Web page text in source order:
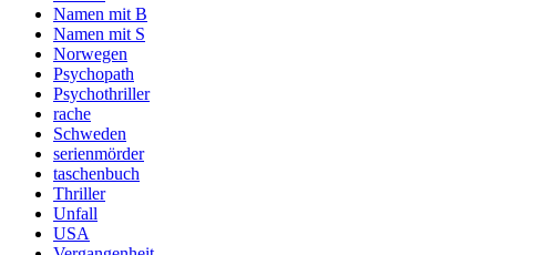
Namen mit B
Namen mit S
Norwegen
Psychopath
Psychothriller
rache
Schweden
serienmörder
taschenbuch
Thriller
Unfall
USA